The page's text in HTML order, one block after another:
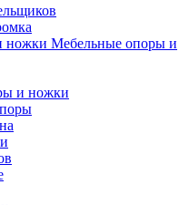
Мебельные опоры и
и ножки